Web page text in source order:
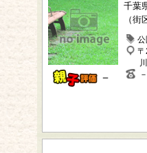
－
千葉
（街
公
〒
－